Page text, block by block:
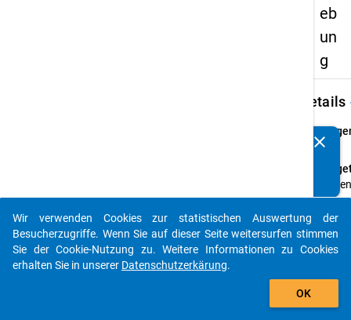
eb
un
g
Details
77
Haben
Sie
clear
auto_stories
add_shopping_cart
Wir verwenden Cookies zur statistischen Auswertung der
Besucherzugriffe. Wenn Sie auf dieser Seite weitersurfen stimmen
Sie der Cookie-Nutzung zu. Weitere Informationen zu Cookies
erhalten Sie in unserer Datenschutzerkärung.
OK